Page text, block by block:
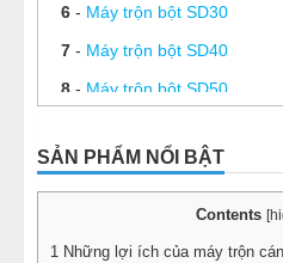
6- Máy trộn bột SD30
7- Máy trộn bột SD40
8- Máy trộn bột SD50
10 -Máy trộn bột ngang 15kg
Máy trộn bột ngang 20kg
12 -
Máy trộn thực phẩm
SẢN PHẨM NỔI BẬT
Contents [
1 Những lợi ích của máy trộn